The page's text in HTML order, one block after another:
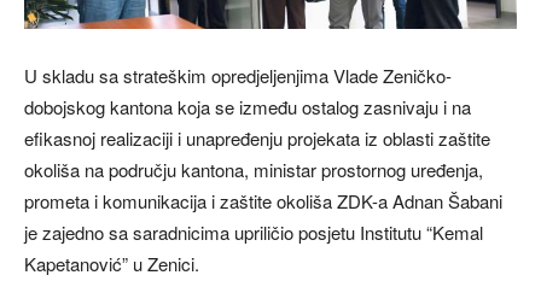
U skladu sa strateškim opredjeljenjima Vlade Zeničko-
dobojskog kantona koja se između ostalog zasnivaju i na
efikasnoj realizaciji i unapređenju projekata iz oblasti zaštite
okoliša na području kantona, ministar prostornog uređenja,
prometa i komunikacija i zaštite okoliša ZDK-a Adnan Šabani
je zajedno sa saradnicima upriličio posjetu Institutu “Kemal
Kapetanović” u Zenici.